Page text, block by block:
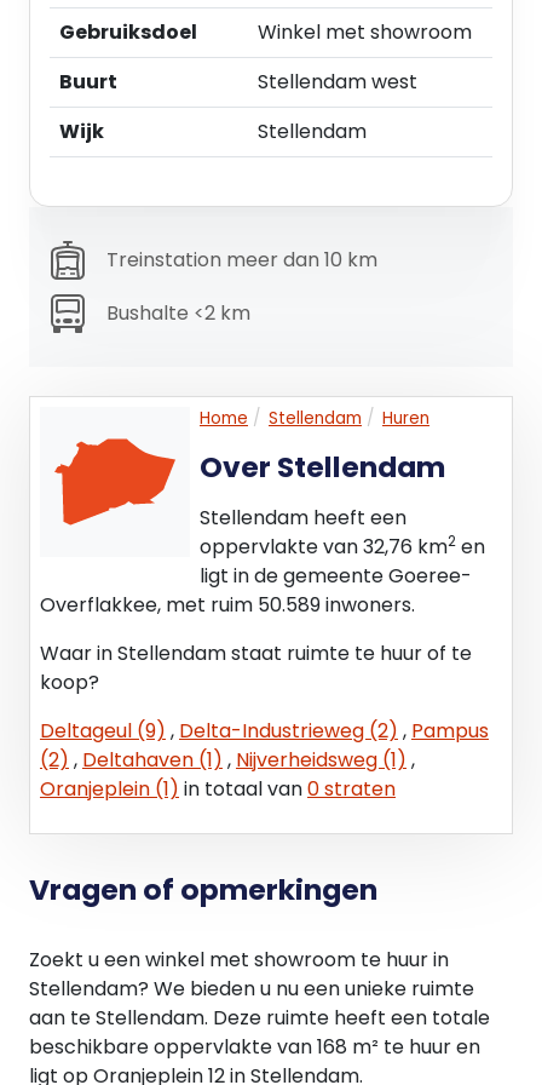
Het object is gelegen naast diverse winkels zoals
o.a. een Plus Supermarkt, kapsalon en
computerwinkel.
Neem gerust contact op met ons kantoor voor
Gebruiksdoel
Winkel met showroom
Buurt
Stellendam west
Wijk
Stellendam
Treinstation meer dan 10 km
Bushalte <2 km
Home Stellendam Huren
Over Stellendam
Stellendam heeft een
oppervlakte van 32,76 km2 en
ligt in de gemeente Goeree-
Overflakkee, met ruim 50.589 inwoners.
Waar in Stellendam staat ruimte te huur of te
koop?
Deltageul (9) , Delta-Industrieweg (2) , Pampus
(2) , Deltahaven (1) , Nijverheidsweg (1) ,
Oranjeplein (1) in totaal van0 straten
Vragen of opmerkingen
Zoekt u een winkel met showroom te huur in
Stellendam? We bieden u nu een unieke ruimte
aan te Stellendam. Deze ruimte heeft een totale
beschikbare oppervlakte van 168 m² te huur en
ligt op Oranjeplein 12 in Stellendam.